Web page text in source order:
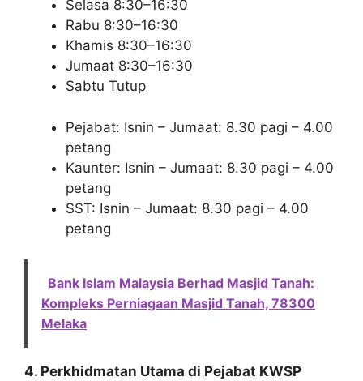
Selasa 8:30–16:30
Rabu 8:30–16:30
Khamis 8:30–16:30
Jumaat 8:30–16:30
Sabtu Tutup
Pejabat: Isnin – Jumaat: 8.30 pagi – 4.00
petang
Kaunter: Isnin – Jumaat: 8.30 pagi – 4.00
petang
SST: Isnin – Jumaat: 8.30 pagi – 4.00
petang
Bank Islam Malaysia Berhad Masjid Tanah:
Kompleks Perniagaan Masjid Tanah, 78300
Melaka
4. Perkhidmatan Utama di Pejabat KWSP